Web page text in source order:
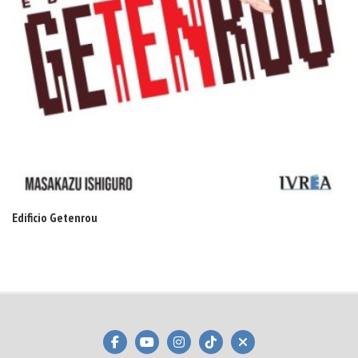
Edificio Getenrou